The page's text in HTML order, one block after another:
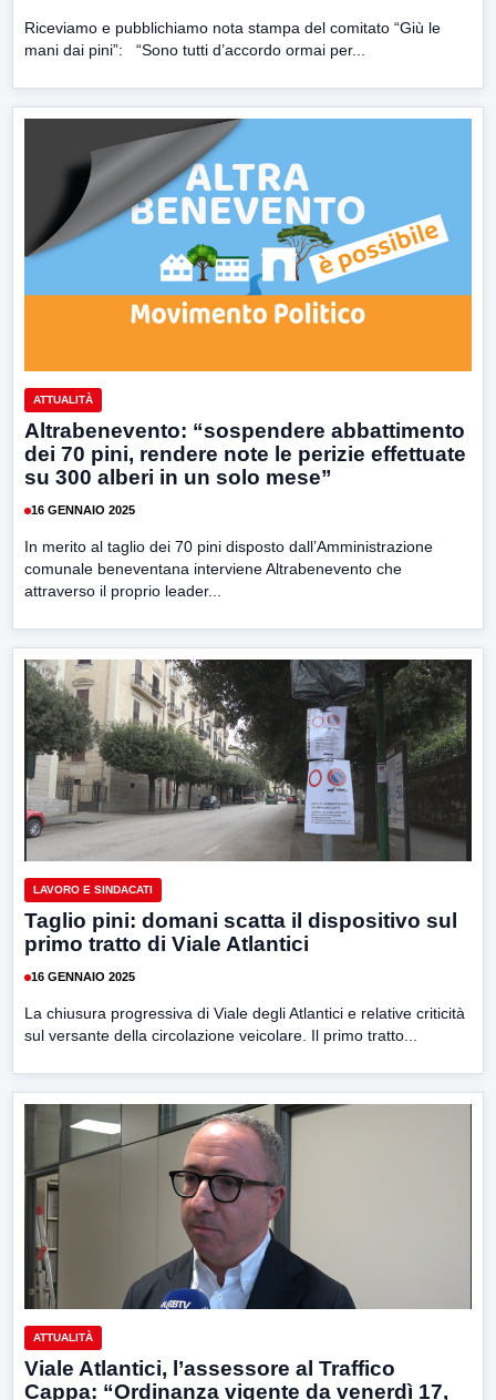
Riceviamo e pubblichiamo nota stampa del comitato “Giù le
mani dai pini”: “Sono tutti d’accordo ormai per...
ATTUALITÀ
Altrabenevento: “sospendere abbattimento
dei 70 pini, rendere note le perizie effettuate
su 300 alberi in un solo mese”
16 GENNAIO 2025
In merito al taglio dei 70 pini disposto dall’Amministrazione
comunale beneventana interviene Altrabenevento che
attraverso il proprio leader...
LAVORO E SINDACATI
Taglio pini: domani scatta il dispositivo sul
primo tratto di Viale Atlantici
16 GENNAIO 2025
La chiusura progressiva di Viale degli Atlantici e relative criticità
sul versante della circolazione veicolare. Il primo tratto...
ATTUALITÀ
Viale Atlantici, l’assessore al Traffico
Cappa: “Ordinanza vigente da venerdì 17,